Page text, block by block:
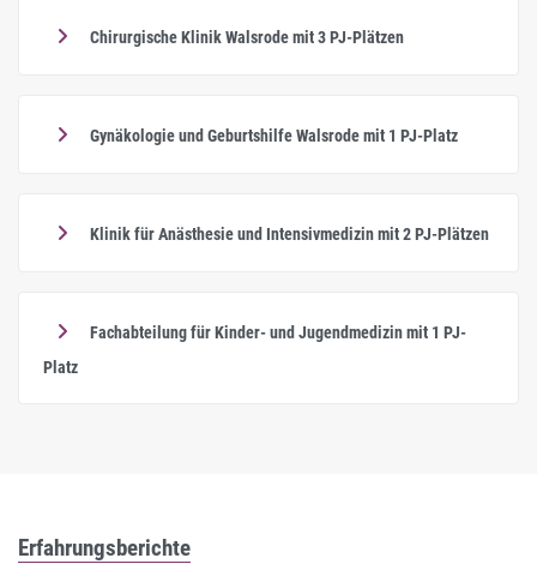
Chirurgische Klinik Walsrode mit 3 PJ-Plätzen
Gynäkologie und Geburtshilfe Walsrode mit 1 PJ-Platz
Klinik für Anästhesie und Intensivmedizin mit 2 PJ-Plätzen
Platz
Erfahrungsberichte